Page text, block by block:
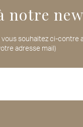
notre
souhaitez ci-contre
adresse mail)